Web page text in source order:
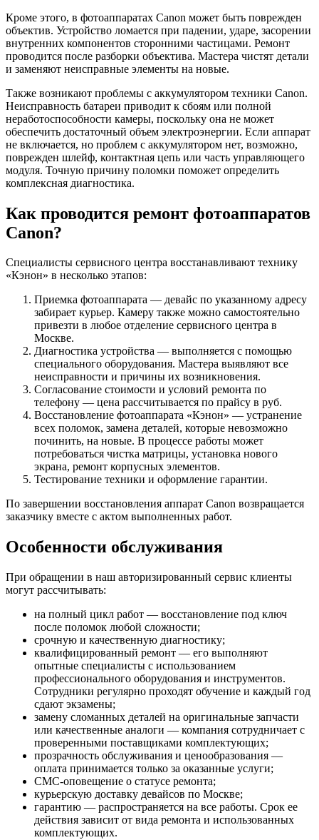
Кроме этого, в фотоаппаратах Canon может быть поврежден
объектив. Устройство ломается при падении, ударе, засорении
внутренних компонентов сторонними частицами. Ремонт
проводится после разборки объектива. Мастера чистят детали
и заменяют неисправные элементы на новые.
Также возникают проблемы с аккумулятором техники Canon.
Неисправность батареи приводит к сбоям или полной
неработоспособности камеры, поскольку она не может
обеспечить достаточный объем электроэнергии. Если аппарат
не включается, но проблем с аккумулятором нет, возможно,
поврежден шлейф, контактная цепь или часть управляющего
модуля. Точную причину поломки поможет определить
комплексная диагностика.
Как проводится ремонт фотоаппаратов
Canon?
Специалисты сервисного центра восстанавливают технику
«Кэнон» в несколько этапов:
Приемка фотоаппарата — девайс по указанному адресу
забирает курьер. Камеру также можно самостоятельно
привезти в любое отделение сервисного центра в
Москве.
Диагностика устройства — выполняется с помощью
специального оборудования. Мастера выявляют все
неисправности и причины их возникновения.
Согласование стоимости и условий ремонта по
телефону — цена рассчитывается по прайсу в руб.
Восстановление фотоаппарата «Кэнон» — устранение
всех поломок, замена деталей, которые невозможно
починить, на новые. В процессе работы может
потребоваться чистка матрицы, установка нового
экрана, ремонт корпусных элементов.
Тестирование техники и оформление гарантии.
По завершении восстановления аппарат Canon возвращается
заказчику вместе с актом выполненных работ.
Особенности обслуживания
При обращении в наш авторизированный сервис клиенты
могут рассчитывать:
на полный цикл работ — восстановление под ключ
после поломок любой сложности;
срочную и качественную диагностику;
квалифицированный ремонт — его выполняют
опытные специалисты с использованием
профессионального оборудования и инструментов.
Сотрудники регулярно проходят обучение и каждый год
сдают экзамены;
замену сломанных деталей на оригинальные запчасти
или качественные аналоги — компания сотрудничает с
проверенными поставщиками комплектующих;
прозрачность обслуживания и ценообразования —
оплата принимается только за оказанные услуги;
СМС-оповещение о статусе ремонта;
курьерскую доставку девайсов по Москве;
гарантию — распространяется на все работы. Срок ее
действия зависит от вида ремонта и использованных
комплектующих.